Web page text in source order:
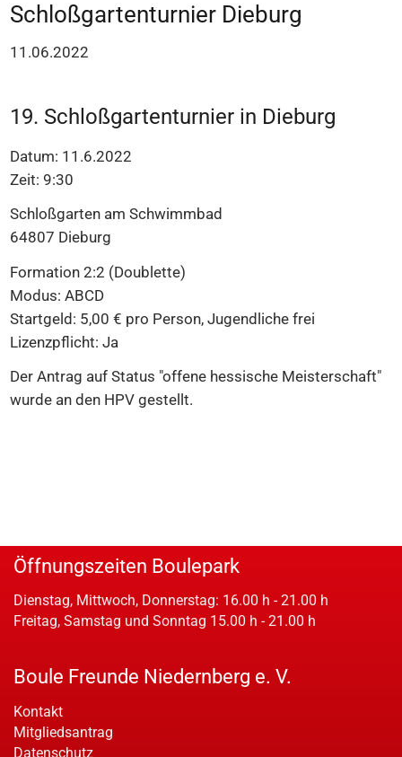
Schloßgartenturnier Dieburg
11.06.2022
19. Schloßgartenturnier in Dieburg
Datum: 11.6.2022
Zeit: 9:30
Schloßgarten am Schwimmbad
64807 Dieburg
Formation 2:2 (Doublette)
Modus: ABCD
Startgeld: 5,00 € pro Person, Jugendliche frei
Lizenzpflicht: Ja
Der Antrag auf Status "offene hessische Meisterschaft"
wurde an den HPV gestellt.
Öffnungszeiten Boulepark
Dienstag, Mittwoch, Donnerstag: 16.00 h - 21.00 h
Freitag, Samstag und Sonntag 15.00 h - 21.00 h
Boule Freunde Niedernberg e. V.
Kontakt
Mitgliedsantrag
Datenschutz